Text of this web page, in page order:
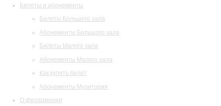
Билеты и абонементы
Билеты Большого зала
Абонементы Большого зала
Билеты Малого зала
Абонементы Малого зала
Как купить билет
Абонементы Музитория
О филармонии